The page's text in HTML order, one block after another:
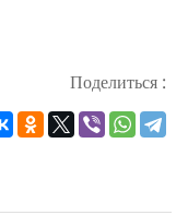
Поделиться :